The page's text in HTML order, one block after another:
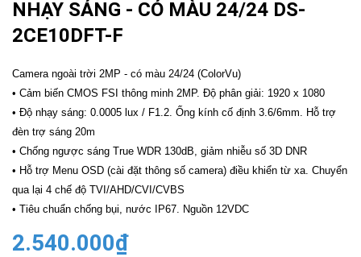
NHẠY SÁNG - CÓ MÀU 24/24 DS-
2CE10DFT-F
Camera ngoài trời 2MP - có màu 24/24 (ColorVu)
• Cảm biến CMOS FSI thông minh 2MP. Độ phân giải: 1920 x 1080
• Độ nhạy sáng: 0.0005 lux / F1.2. Ống kính cố định 3.6/6mm. Hỗ trợ
đèn trợ sáng 20m
• Chống ngược sáng True WDR 130dB, giảm nhiễu số 3D DNR
• Hỗ trợ Menu OSD (cài đặt thông số camera) điều khiển từ xa. Chuyển
qua lại 4 chế độ TVI/AHD/CVI/CVBS
• Tiêu chuẩn chống bụi, nước IP67. Nguồn 12VDC
2.540.000₫